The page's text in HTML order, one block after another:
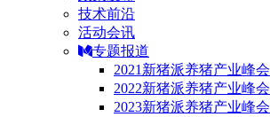
技术前沿
活动会讯
专题报道
2021新猪派养猪产业峰会
2022新猪派养猪产业峰会
2023新猪派养猪产业峰会